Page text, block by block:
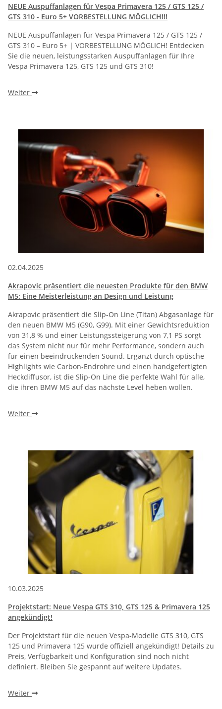
NEUE Auspuffanlagen für Vespa Primavera 125 / GTS 125 /
GTS 310 - Euro 5+ VORBESTELLUNG MÖGLICH!!!
NEUE Auspuffanlagen für Vespa Primavera 125 / GTS 125 /
GTS 310 – Euro 5+ | VORBESTELLUNG MÖGLICH! Entdecken
Sie die neuen, leistungsstarken Auspuffanlagen für Ihre
Vespa Primavera 125, GTS 125 und GTS 310!
Weiter
02.04.2025
Akrapovic präsentiert die neuesten Produkte für den BMW
M5: Eine Meisterleistung an Design und Leistung
Akrapovic präsentiert die Slip-On Line (Titan) Abgasanlage für
den neuen BMW M5 (G90, G99). Mit einer Gewichtsreduktion
von 31,8 % und einer Leistungssteigerung von 7,1 PS sorgt
das System nicht nur für mehr Performance, sondern auch
für einen beeindruckenden Sound. Ergänzt durch optische
Highlights wie Carbon-Endrohre und einen handgefertigten
Heckdiffusor, ist die Slip-On Line die perfekte Wahl für alle,
die ihren BMW M5 auf das nächste Level heben wollen.
Weiter
10.03.2025
Projektstart: Neue Vespa GTS 310, GTS 125 & Primavera 125
angekündigt!
Der Projektstart für die neuen Vespa-Modelle GTS 310, GTS
125 und Primavera 125 wurde offiziell angekündigt! Details zu
Preis, Verfügbarkeit und Konfiguration sind noch nicht
definiert. Bleiben Sie gespannt auf weitere Updates.
Weiter